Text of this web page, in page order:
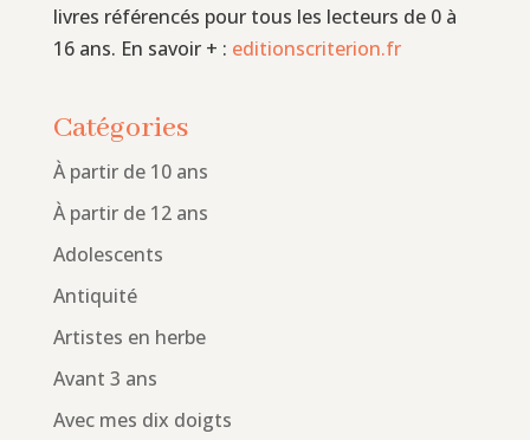
livres référencés pour tous les lecteurs de 0 à
16 ans. En savoir + : editionscriterion.fr
Catégories
À partir de 10 ans
À partir de 12 ans
Adolescents
Antiquité
Artistes en herbe
Avant 3 ans
Avec mes dix doigts